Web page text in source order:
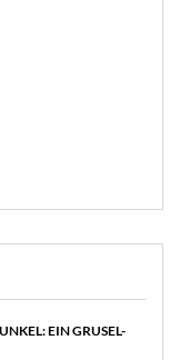
EIN GRUSEL-